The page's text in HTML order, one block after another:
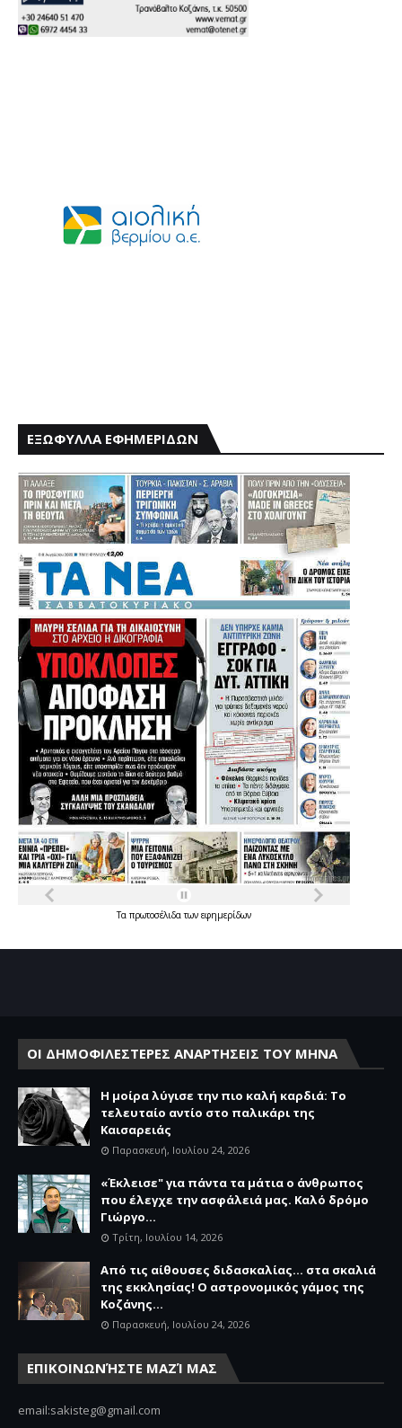
ΕΞΩΦΥΛΛΑ ΕΦΗΜΕΡΙΔΩΝ
Τα πρωτοσέλιδατων εφημερίδων
ΟΙ ΔΗΜΟΦΙΛΕΣΤΕΡΕΣ ΑΝΑΡΤΗΣΕΙΣ ΤΟΥ ΜΗΝΑ
Η μοίρα λύγισε την πιο καλή καρδιά: Το
τελευταίο αντίο στο παλικάρι της
Καισαρειάς
Παρασκευή, Ιουλίου 24, 2026
«Έκλεισε" για πάντα τα μάτια ο άνθρωπος
που έλεγχε την ασφάλειά μας. Καλό δρόμο
Γιώργο...
Τρίτη, Ιουλίου 14, 2026
Από τις αίθουσες διδασκαλίας… στα σκαλιά
της εκκλησίας! Ο αστρονομικός γάμος της
Κοζάνης...
Παρασκευή, Ιουλίου 24, 2026
ΕΠΙΚΟΙΝΩΝΉΣΤΕ ΜΑΖΊ ΜΑΣ
email:sakisteg@gmail.com